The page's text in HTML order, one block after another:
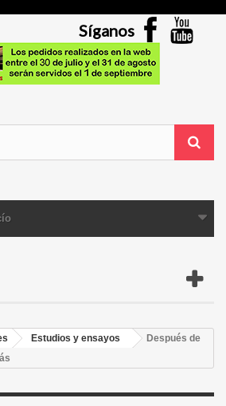
Síganos
Estudios y ensayos
Después de